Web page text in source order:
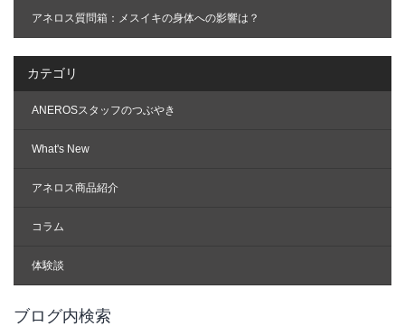
アネロス質問箱：メスイキの身体への影響は？
カテゴリ
ANEROSスタッフのつぶやき
What's New
アネロス商品紹介
コラム
体験談
ブログ内検索